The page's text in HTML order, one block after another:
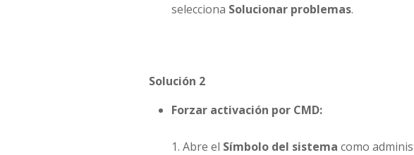
selecciona Solucionar problemas.
Solución 2
Forzar activación por CMD:
Abre el Símbolo del sistema como